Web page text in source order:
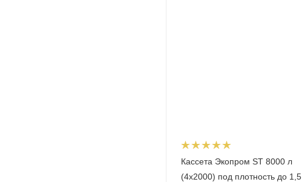
Кассета Экопром ST 8000 л
(4х2000) под плотность до 1,5